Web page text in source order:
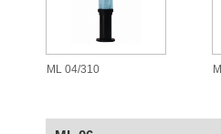
ML 04/310